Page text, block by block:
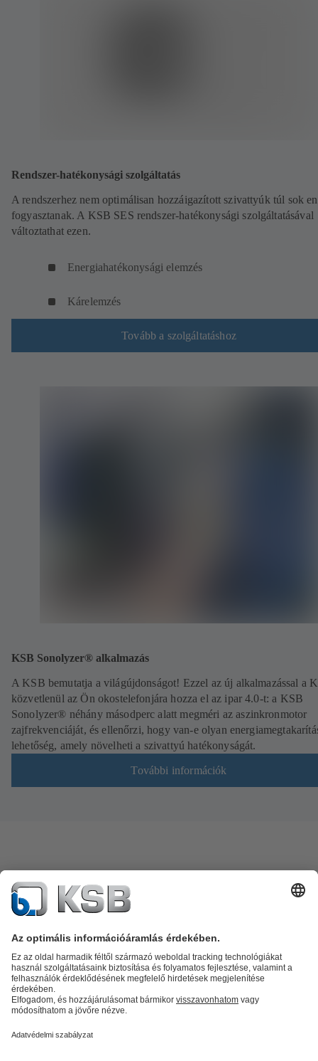
Rendszer-hatékonysági szolgáltatás
A rendszerhez nem optimálisan hozzáigazított szivattyúk túl sok
fogyasztanak. A KSB SES rendszer-hatékonysági szolgáltatásával
változtathat ezen.
Energiahatékonysági elemzés
Kárelemzés
Tovább a szolgáltatáshoz
KSB Sonolyzer® alkalmazás
A KSB bemutatja a világújdonságot! Ezzel az új alkalmazással a
közvetlenül az Ön okostelefonjára hozza el az ipar 4.0-t: a KSB
Sonolyzer® néhány másodperc alatt megméri az aszinkronmotor
zajfrekvenciáját, és ellenőrzi, hogy van-e olyan
lehetőség, amely növelheti a szivattyú hatékonyságát.
További információk